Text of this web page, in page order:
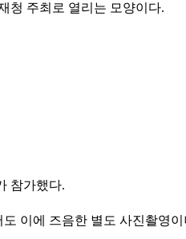
청 주최로 열리는 모양이다.
참가했다.
이에 즈음한 별도 사진촬영